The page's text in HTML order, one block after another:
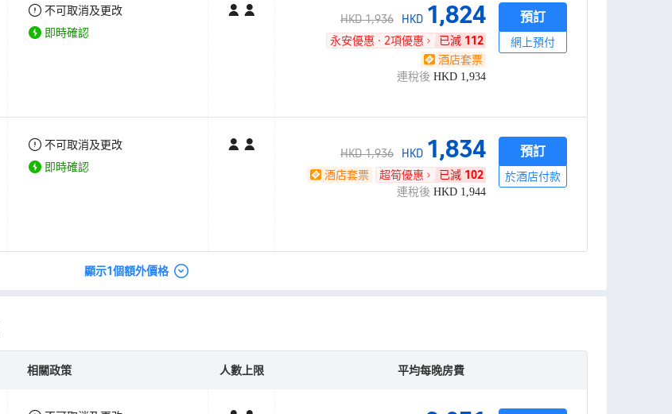
不可取消及更改
即時確認
HKD 1,936 HKD 1,824
酒店套票
永安優惠 · 2項優惠 已減 112
連稅後 HKD 1,934
預訂
網上預付
不可取消及更改
即時確認
HKD 1,936 HKD 1,834
酒店套票 超筍優惠 已減 102
連稅後 HKD 1,944
預訂
於酒店付款
顯示1個額外價格
相關政策 人數上限 平均每晚房費